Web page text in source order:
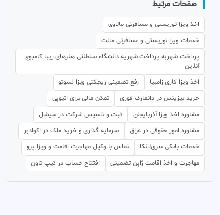
صفحات مرتبط
اخذ ویزا توریستی و مسافرتی مالاوی
خدمات ویزا توریستی و مسافرتی مالت
پرداخت شهریه پرداخت شهریه دانشگاه سلطنتی هنرهای زیبا کامبوج
آنلاین
اخذ ویزا کاری زامبیا
رفع تضمینی ریجکتی ویزا لسوتو
خرید بیزینس در دانمارک فوری
تمکن مالی برای اتیوپی
مشاوره اخذ ویزا آذربایجان
ثبت و تاسیس شرکت در سیشل
مشاوره امور حقوقی در عراق
سرمایه گذاری و خرید ملک در اکوادور
خدمات بانکی سری‌لانکا
تماس با وکیل مهاجرت اقامت و ویزا پرو
مهاجرت و اخذ اقامت ژاپن تضمینی
افتتاح حساب در کیپ تاون